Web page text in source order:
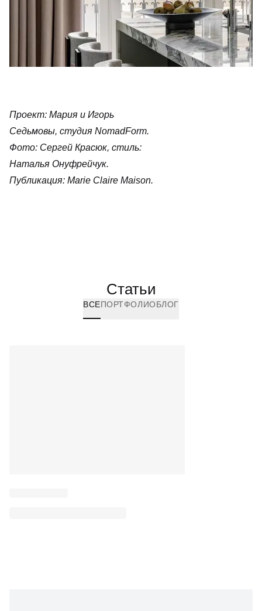
Проект: Мария и Игорь
Седьмовы, студия NomadForm.
Фото: Сергей Красюк, стиль:
Наталья Онуфрейчук.
Публикация: Marie Claire Maison.
Статьи
ВСЕПОРТФОЛИОБЛОГ